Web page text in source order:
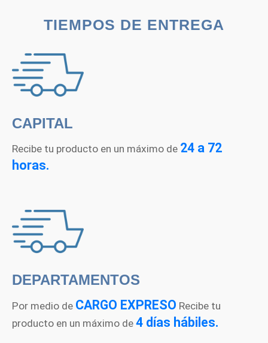
TIEMPOS DE ENTREGA
CAPITAL
Recibe tu producto en un máximo de 24 a 72
horas.
DEPARTAMENTOS
Por medio de CARGO EXPRESO Recibe tu
producto en un máximo de 4 días hábiles.